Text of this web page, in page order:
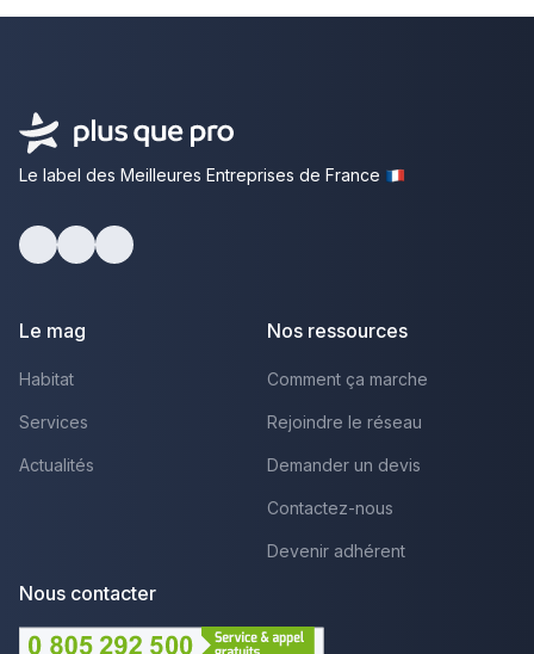
Le label des Meilleures Entreprises de France
Le mag
Habitat
Services
Actualités
Nos ressources
Comment ça marche
Rejoindre le réseau
Demander un devis
Contactez-nous
Devenir adhérent
Nous contacter